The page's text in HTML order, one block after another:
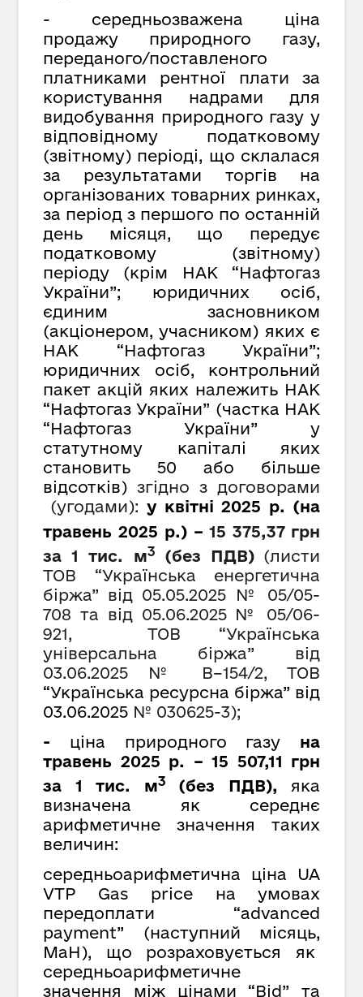
- середньозважена ціна
продажу природного газу,
переданого/поставленого
платниками рентної плати за
користування надрами для
видобування природного газу у
відповідному податковому
(звітному) періоді, що склалася
за результатами торгів на
організованих товарних ринках,
за період з першого по останній
день місяця, що передує
податковому (звітному)
періоду (крім НАК “Нафтогаз
України”; юридичних осіб,
єдиним засновником
(акціонером, учасником) яких є
НАК “Нафтогаз України”;
юридичних осіб, контрольний
пакет акцій яких належить НАК
“Нафтогаз України” (частка НАК
“Нафтогаз України” у
статутному капіталі яких
становить 50 або більше
відсотків) згідно з договорами
(угодами): у квітні 2025 р. (на
травень 2025 р.) –15 375,37 грн
за 1 тис. м3 (без ПДВ) (листи
ТОВ “Українська енергетична
біржа” від 05.05.2025 № 05/05-
708 та від 05.06.2025 № 05/06-
921, ТОВ “Українська
універсальна біржа” від
03.06.2025 № В–154/2, ТОВ
“Українська ресурсна біржа” від
03.06.2025 № 030625-3);
- ціна природного газу на
травень 2025 р. – 15 507,11 грн
за 1 тис. м3 (без ПДВ), яка
визначена як середнє
арифметичне значення таких
величин:
середньоарифметична ціна UA
VTP Gas price на умовах
передоплати “advanced
payment” (наступний місяць,
MaH), що розраховується як
cередньоарифметичне
значення між цінами “Bid” та